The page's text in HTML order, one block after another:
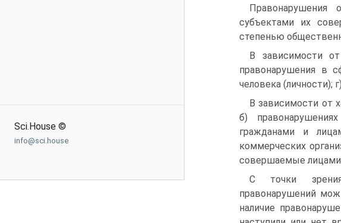
Sci.House ©
info@sci.house
Правонарушения
субъектами их
степенью
В зависимости
правонарушения в
человека (личности);
В зависимости от
б)
гражданами и
коммерческих
совершаемые лицами
С точки
правонарушений
наличие